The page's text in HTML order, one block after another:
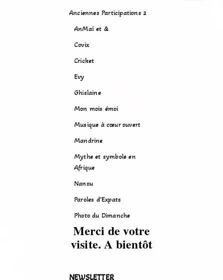
Anciennes Participations 2
AnMaï et &
Covix
Cricket
Evy
Ghislaine
Mon mois émoi
Musique à cœur ouvert
Mandrine
Mythe et symbole en
Afrique
Nanou
Paroles d’Expats
Photo du Dimanche
Merci de votre
visite. A bientôt
NEWSLETTER